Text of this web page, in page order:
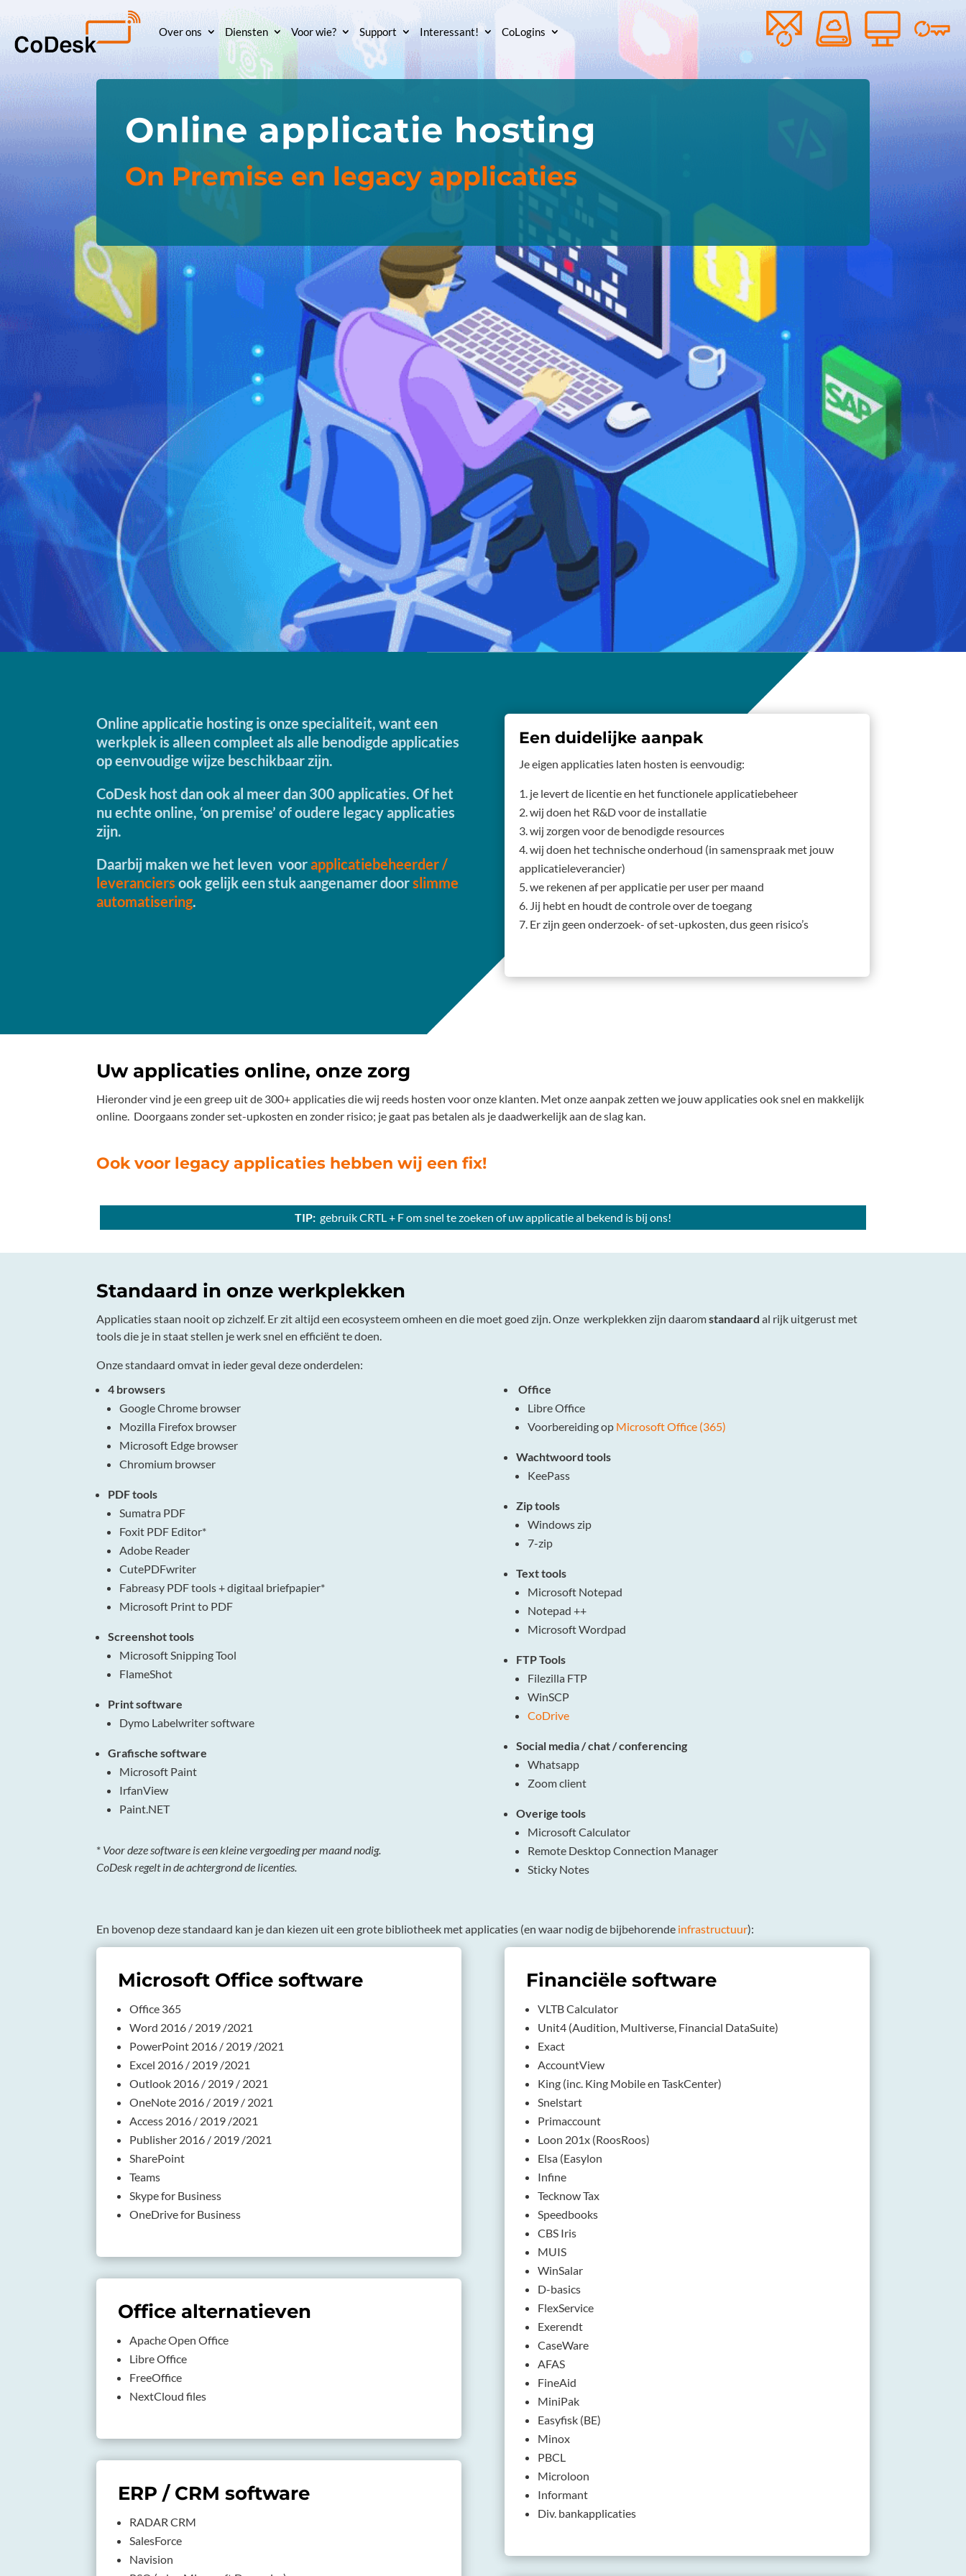
Over ons Diensten Voor wie? Support Interessant! CoLogins
Online applicatie hosting
On Premise en legacy applicaties
Online applicatie hosting is onze specialiteit, want een
werkplek is alleen compleet als alle benodigde applicaties
op eenvoudige wijze beschikbaar zijn.
CoDesk host dan ook al meer dan 300 applicaties. Of het
nu echte online, ‘on premise’ of oudere legacy applicaties
zijn.
Daarbij maken we het leven voorapplicatiebeheerder /
leveranciers ook gelijk een stuk aangenamer doorslimme
automatisering.
Een duidelijke aanpak
Je eigen applicaties laten hosten is eenvoudig:
je levert de licentie en het functionele applicatiebeheer
wij doen het R&D voor de installatie
wij zorgen voor de benodigde resources
wij doen het technische onderhoud (in samenspraak met jouw
applicatieleverancier)
we rekenen af per applicatie per user per maand
Jij hebt en houdt de controle over de toegang
Er zijn geen onderzoek- of set-upkosten, dus geen risico’s
Uw applicaties online, onze zorg
Hieronder vind je een greep uit de 300+ applicaties die wij reeds hosten voor onze klanten. Met onze aanpak zetten we jouw applicaties ook snel en makkelijk
online. Doorgaans zonder set-upkosten en zonder risico; je gaat pas betalen als je daadwerkelijk aan de slag kan.
Ook voor legacy applicaties hebben wij een fix!
TIP: gebruik CRTL + F om snel te zoeken of uw applicatie al bekend is bij ons!
Standaard in onze werkplekken
Applicaties staan nooit op zichzelf. Er zit altijd een ecosysteem omheen en die moet goed zijn. Onze werkplekken zijn daaromstandaard al rijk uitgerust met
tools die je in staat stellen je werk snel en efficiënt te doen.
Onze standaard omvat in ieder geval deze onderdelen:
4 browsers
Google Chrome browser
Mozilla Firefox browser
Microsoft Edge browser
Chromium browser
PDF tools
Sumatra PDF
Foxit PDF Editor*
Adobe Reader
CutePDFwriter
Fabreasy PDF tools + digitaal briefpapier*
Microsoft Print to PDF
Screenshot tools
Microsoft Snipping Tool
FlameShot
Print software
Dymo Labelwriter software
Grafische software
Microsoft Paint
IrfanView
Paint.NET
* Voor deze software is een kleine vergoeding per maand nodig.
CoDesk regelt in de achtergrond de licenties.
Office
Libre Office
Voorbereiding op Microsoft Office (365)
Wachtwoord tools
KeePass
Zip tools
Windows zip
7-zip
Text tools
Microsoft Notepad
Notepad ++
Microsoft Wordpad
FTP Tools
Filezilla FTP
WinSCP
CoDrive
Social media / chat / conferencing
Whatsapp
Zoom client
Overige tools
Microsoft Calculator
Remote Desktop Connection Manager
Sticky Notes
En bovenop deze standaard kan je dan kiezen uit een grote bibliotheek met applicaties (en waar nodig de bijbehorende infrastructuur):
Microsoft Office software
Office 365
Word 2016 / 2019 /2021
PowerPoint 2016 / 2019 /2021
Excel 2016 / 2019 /2021
Outlook 2016 / 2019 / 2021
OneNote 2016 / 2019 / 2021
Access 2016 / 2019 /2021
Publisher 2016 / 2019 /2021
SharePoint
Teams
Skype for Business
OneDrive for Business
Office alternatieven
ApacheOpen Office
Libre Office
FreeOffice
NextCloud files
ERP / CRM software
RADAR CRM
SalesForce
Navision
Financiële software
VLTB Calculator
Unit4 (Audition, Multiverse, Financial DataSuite)
Exact
AccountView
King (inc. King Mobile en TaskCenter)
Snelstart
Primaccount
Loon 201x (RoosRoos)
Elsa (Easylon
Infine
Tecknow Tax
Speedbooks
CBS Iris
MUIS
WinSalar
D-basics
FlexService
Exerendt
CaseWare
AFAS
FineAid
MiniPak
Easyfisk (BE)
Minox
PBCL
Microloon
Informant
Div. bankapplicaties